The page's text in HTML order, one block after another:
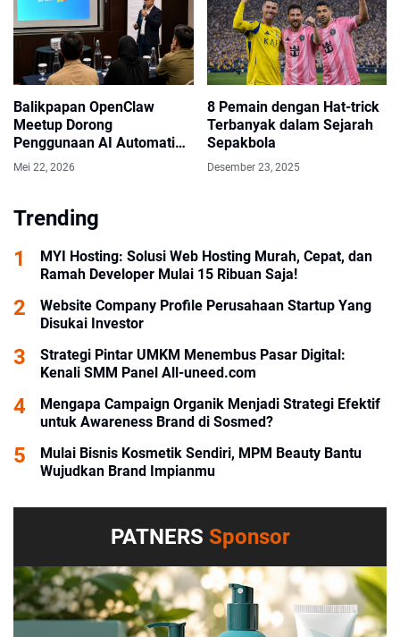
Balikpapan OpenClaw
Meetup Dorong
Penggunaan AI Automation
untuk Bisnis dan Industri
Mei 22, 2026
8 Pemain dengan Hat-trick
Terbanyak dalam Sejarah
Sepakbola
Desember 23, 2025
Trending
MYI Hosting: Solusi Web Hosting Murah, Cepat, dan
Ramah Developer Mulai 15 Ribuan Saja!
Website Company Profile Perusahaan Startup Yang
Disukai Investor
Strategi Pintar UMKM Menembus Pasar Digital:
Kenali SMM Panel All-uneed.com
Mengapa Campaign Organik Menjadi Strategi Efektif
untuk Awareness Brand di Sosmed?
Mulai Bisnis Kosmetik Sendiri, MPM Beauty Bantu
Wujudkan Brand Impianmu
PATNERS Sponsor